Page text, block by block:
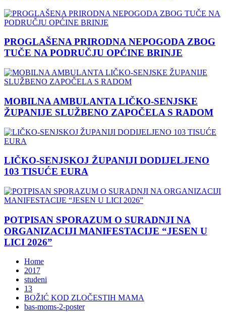
PROGLAŠENA PRIRODNA NEPOGODA ZBOG
TUČE NA PODRUČJU OPĆINE BRINJE
MOBILNA AMBULANTA LIČKO-SENJSKE
ŽUPANIJE SLUŽBENO ZAPOČELA S RADOM
LIČKO-SENJSKOJ ŽUPANIJI DODIJELJENO
103 TISUĆE EURA
POTPISAN SPORAZUM O SURADNJI NA
ORGANIZACIJI MANIFESTACIJE “JESEN U
LICI 2026”
Home
2017
studeni
13
BOŽIĆ KOD ZLOČESTIH MAMA
bas-moms-2-poster